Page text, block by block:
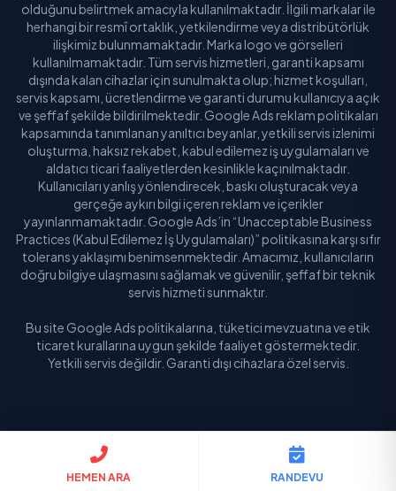
olduğunu belirtmek amacıyla kullanılmaktadır. İlgili markalar ile
herhangi bir resmî ortaklık, yetkilendirme veya distribütörlük
ilişkimiz bulunmamaktadır. Marka logo ve görselleri
kullanılmamaktadır. Tüm servis hizmetleri, garanti kapsamı
dışında kalan cihazlar için sunulmakta olup; hizmet koşulları,
servis kapsamı, ücretlendirme ve garanti durumu kullanıcıya açık
ve şeffaf şekilde bildirilmektedir. Google Ads reklam politikaları
kapsamında tanımlanan yanıltıcı beyanlar, yetkili servis izlenimi
oluşturma, haksız rekabet, kabul edilemez iş uygulamaları ve
aldatıcı ticari faaliyetlerden kesinlikle kaçınılmaktadır.
Kullanıcıları yanlış yönlendirecek, baskı oluşturacak veya
gerçeğe aykırı bilgi içeren reklam ve içerikler
yayınlanmamaktadır. Google Ads’in “Unacceptable Business
Practices (Kabul Edilemez İş Uygulamaları)” politikasına karşı sıfır
tolerans yaklaşımı benimsenmektedir. Amacımız, kullanıcıların
doğru bilgiye ulaşmasını sağlamak ve güvenilir, şeffaf bir teknik
servis hizmeti sunmaktır.
Bu site Google Ads politikalarına, tüketici mevzuatına ve etik
ticaret kurallarına uygun şekilde faaliyet göstermektedir.
Yetkili servis değildir. Garanti dışı cihazlara özel servis.
© 2026 Buldum Servis. Tüm hakları saklıdır.
HEMEN ARA RANDEVU